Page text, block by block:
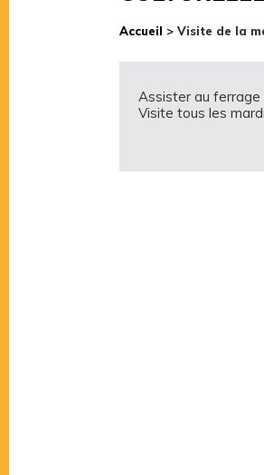
Accueil > Visite de la
Assister au ferrage
Visite tous les